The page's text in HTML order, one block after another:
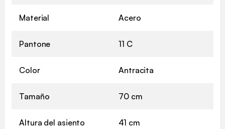
Material Acero
Pantone 11 C
Color Antracita
Tamaño 70 cm
Altura del asiento 41 cm